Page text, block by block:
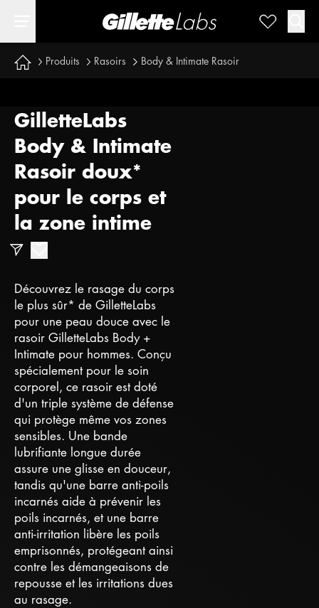
Produits Rasoirs Body & Intimate Rasoir
GilletteLabs
Body & Intimate
Rasoir doux*
pour le corps et
la zone intime
Découvrez le rasage du corps
le plus sûr* de GilletteLabs
pour une peau douce avec le
rasoir GilletteLabs Body +
Intimate pour hommes. Conçu
spécialement pour le soin
corporel, ce rasoir est doté
d'un triple système de défense
qui protège même vos zones
sensibles. Une bande
lubrifiante longue durée
assure une glisse en douceur,
tandis qu'une barre anti-poils
incarnés aide à prévenir les
poils incarnés, et une barre
anti-irritation libère les poils
emprisonnés, protégeant ainsi
contre les démangeaisons de
repousse et les irritations dues
au rasage.